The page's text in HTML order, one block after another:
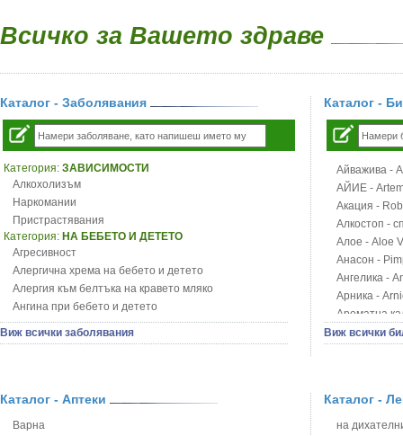
Всичко за Вашето здраве
Каталог - Заболявания
Категория: ЗАВИСИМОСТИ
Алкохолизъм
Наркомании
Пристрастявания
Категория: НА БЕБЕТО И ДЕТЕТО
Агресивност
Алергична хрема на бебето и детето
Алергия към белтъка на кравето мляко
Ангина при бебето и детето
Анемия при бебето и детето
Апетит - пълни деца
Бронхиална астма при бебето и детето
Варицела
Виж всички заболявания
Каталог -
Айважива -
АЙИЕ -
Акация -
Алкостоп -
Алое - Aloe
Анасон -
Ангелика -
Арника -
Ароматна
Арония -
Блатен
Блян
Виж всички
Каталог - Аптеки
Варна
Каталог -
на